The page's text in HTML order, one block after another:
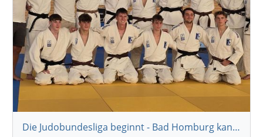
Die Judobundesliga beginnt - Bad Homburg kann kommen